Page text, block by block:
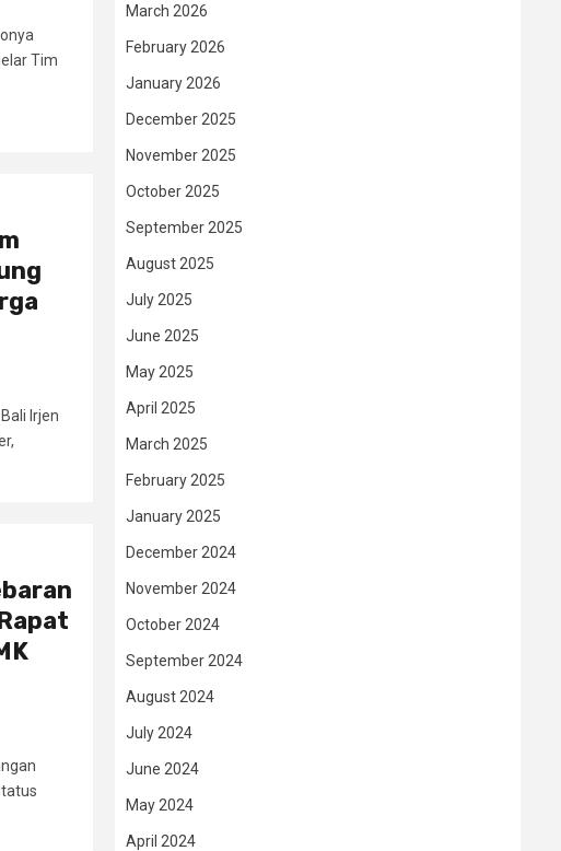
Tim
Irjen
March 2026
February 2026
January 2026
December 2025
November 2025
October 2025
September 2025
August 2025
July 2025
June 2025
May 2025
April 2025
March 2025
February 2025
January 2025
December 2024
November 2024
October 2024
September 2024
August 2024
July 2024
June 2024
May 2024
April 2024